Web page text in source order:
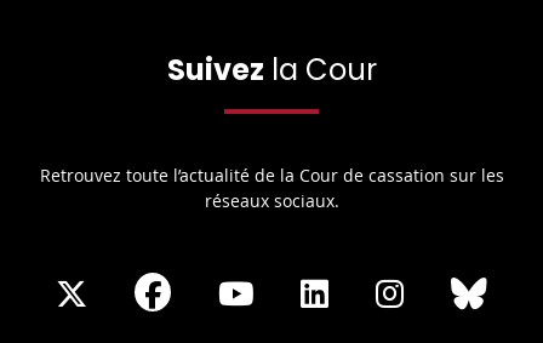
Suivez la Cour
Retrouvez toute l’actualité de la Cour de cassation sur les
réseaux sociaux.
ShareShare
Share
Share
Share